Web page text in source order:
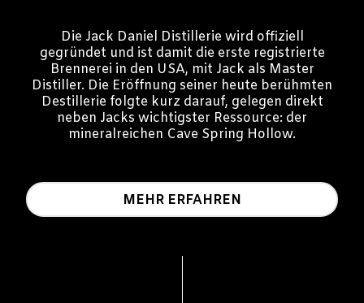
Die Jack Daniel Distillerie wird offiziell
gegründet und ist damit die erste registrierte
Brennerei in den USA, mit Jack als Master
Distiller. Die Eröffnung seiner heute berühmten
Destillerie folgte kurz darauf, gelegen direkt
neben Jacks wichtigster Ressource: der
mineralreichen Cave Spring Hollow.
MEHR ERFAHREN